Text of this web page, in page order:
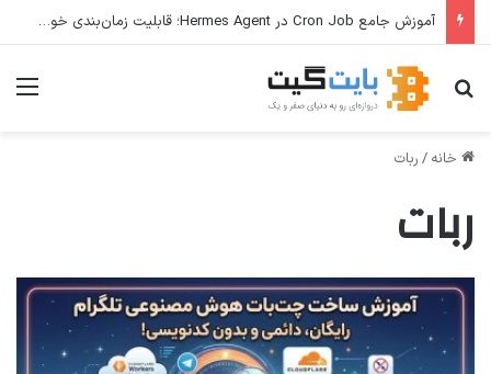
آموزش جامع Cron Job در Hermes Agent؛ قابلیت زمان‌بندی خودکار وظایف
جستجو برای
خانه / ربات
ربات